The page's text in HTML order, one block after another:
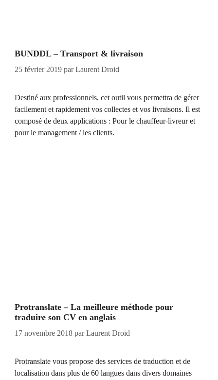
BUNDDL – Transport & livraison
25 février 2019 parLaurent Droid
Destiné aux professionnels, cet outil vous permettra de gérer
facilement et rapidement vos collectes et vos livraisons. Il est
composé de deux applications : Pour le chauffeur-livreur et
pour le management / les clients.
Protranslate – La meilleure méthode pour
traduire son CV en anglais
17 novembre 2018 parLaurent Droid
Protranslate vous propose des services de traduction et de
localisation dans plus de 60 langues dans divers domaines